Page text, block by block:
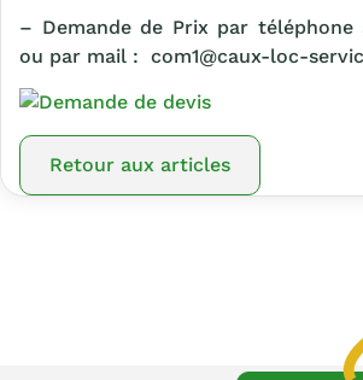
– Demande de Prix par téléphone
ou par mail : com1@caux-loc-
Retour aux articles